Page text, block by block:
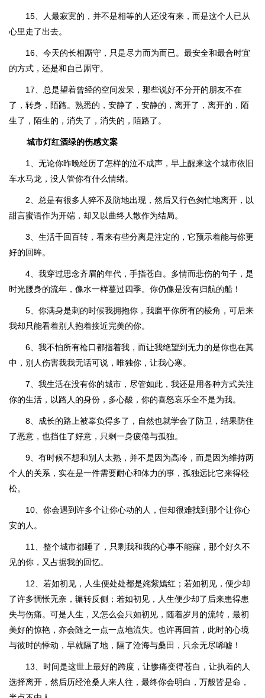
15、人最寂寞的，并不是相等的人还没有来，而是这个人已从
心里走了出去。
16、今天的长相厮守，只是尽力而为而已。最安全和最合时宜
的方式，还是和自己厮守。
17、总是望着曾经的空间发呆，那些说好不分开的朋友不在
了，转身，陌路。熟悉的，安静了，安静的，离开了，离开的，陌
生了，陌生的，消失了，消失的，陌路了。
城市灯红酒绿的伤感文案
1、无论你昨晚经历了怎样的泣不成声，早上醒来这个城市依旧
车水马龙，没人管你有什么情绪。
2、总是有很多人猝不及防地出现，然后又行色匆忙地离开，以
甜言蜜语作为开端，却又以曲终人散作为结局。
3、生活千回百转，看来有些分离是注定的，它预示着能与你更
好的回眸。
4、我穿过思念齐眉的年代，手指苍白。多情而悲伤的句子，是
时光腰身的流年，像水一样蔓过四季。你仍像是没有归航的船！
5、你满身是刺的时候我拥抱你，我磨平你所有的棱角，可后来
我却只能看着别人抱着接近完美的你。
6、我不怕所有枪口都指着我，而让我绝望到无力的是你也在其
中，别人伤害我我无话可说，唯独你，让我心寒。
7、我生活在没有你的城市，尽管如此，我还是用各种方式关注
你的生活，以路人的身份，多心酸，你的喜怒哀乐全不是为我。
8、成长的路上被辜负得多了，自然也就学会了防卫，结果防住
了恶意，也挡住了好意，只剩一身疲倦与孤独。
9、有时候不想和别人太熟，并不是因为高冷，而是因为维持两
个人的关系，实在是一件需要耐心和体力的事，孤独远比它来得轻
松。
10、你会遇到许多个让你心动的人，但却很难找到那个让你心
安的人。
11、整个城市都睡了，只剩我和我的心事不能寐，那个好久不
见的你，又占据我的回忆。
12、若如初见，人生便处处都是姹紫嫣红；若如初见，便少却
了许多惆怅无奈，辗转反侧；若如初见，人生便少却了后来患得患
失与伤痛。可是人生，又怎么会只如初见，随着岁月的流转，最初
美好的惊艳，亦会随之一点一点地流失。也许再回首，此时的心境
与彼时的悸动，早就隔了地，隔了沧海与桑田，只余无尽唏嘘！
13、时间是这世上最好的跨度，让惨痛变得苍白，让执着的人
选择离开，然后历经沧桑人来人往，最终你会明白，万般皆是命，